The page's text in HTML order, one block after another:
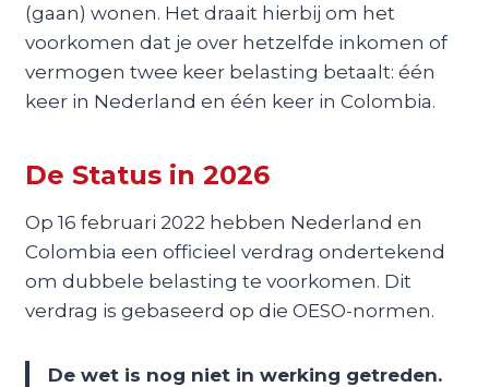
(gaan) wonen. Het draait hierbij om het
voorkomen dat je over hetzelfde inkomen of
vermogen twee keer belasting betaalt: één
keer in Nederland en één keer in Colombia.
De Status in 2026
Op 16 februari 2022 hebben Nederland en
Colombia een officieel verdrag ondertekend
om dubbele belasting te voorkomen. Dit
verdrag is gebaseerd op die OESO-normen.
De wet is nog niet in werking getreden.